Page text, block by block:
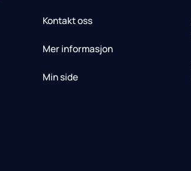
Kontakt oss
Mer informasjon
Min side